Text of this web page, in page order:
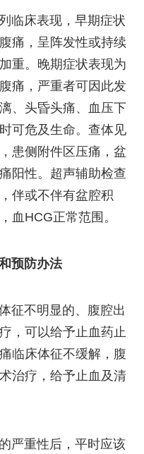
临床表现，早期症状
痛，呈阵发性或持续
重。晚期症状表现为
痛，严重者可因此发
、头昏头痛、血压下
可危及生命。查体见
患侧附件区压痛，盆
阳性。超声辅助检查
伴或不伴有盆腔积
血HCG正常范围。
预防办法
征不明显的、腹腔出
，可以给予止血药止
临床体征不缓解，腹
治疗，给予止血及清
严重性后，平时应该